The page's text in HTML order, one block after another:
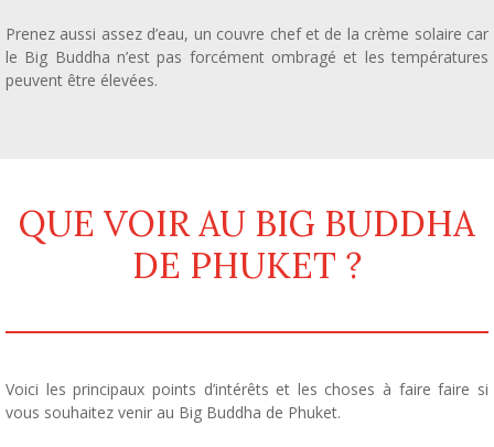
Prenez aussi assez d’eau, un couvre chef et de la crème solaire car
le Big Buddha n’est pas forcément ombragé et les températures
peuvent être élevées.
QUE VOIR AU BIG BUDDHA
DE PHUKET ?
Voici les principaux points d’intérêts et les choses à faire faire si
vous souhaitez venir au Big Buddha de Phuket.